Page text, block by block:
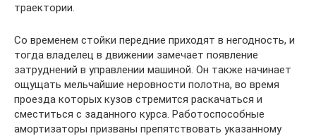
траектории.
Со временем стойки передние приходят в негодность, и
тогда владелец в движении замечает появление
затруднений в управлении машиной. Он также начинает
ощущать мельчайшие неровности полотна, во время
проезда которых кузов стремится раскачаться и
сместиться с заданного курса. Работоспособные
амортизаторы призваны препятствовать указанному